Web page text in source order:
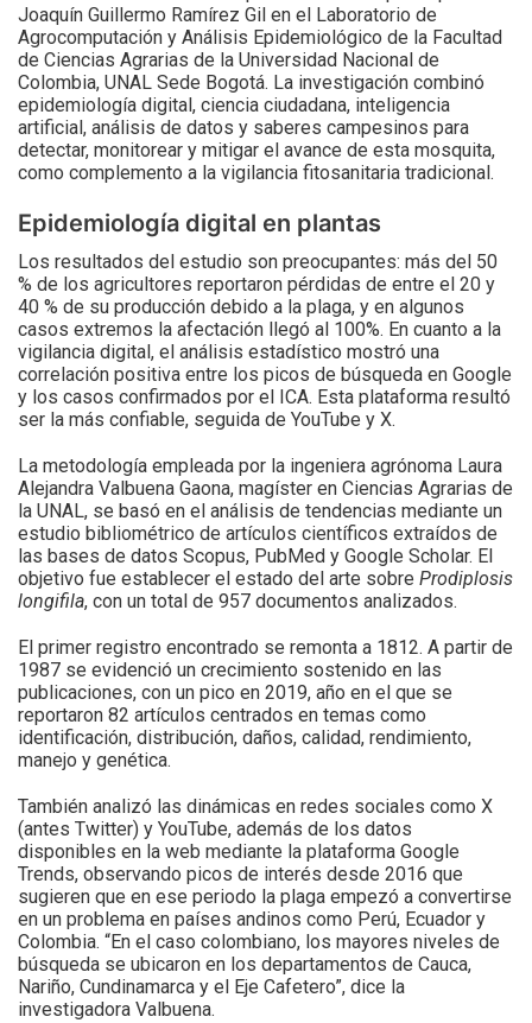
Joaquín Guillermo Ramírez Gil en el Laboratorio de
Agrocomputación y Análisis Epidemiológico de la Facultad
de Ciencias Agrarias de la Universidad Nacional de
Colombia, UNAL Sede Bogotá. La investigación combinó
epidemiología digital, ciencia ciudadana, inteligencia
artificial, análisis de datos y saberes campesinos para
detectar, monitorear y mitigar el avance de esta mosquita,
como complemento a la vigilancia fitosanitaria tradicional.
Epidemiología digital en plantas
Los resultados del estudio son preocupantes: más del 50
% de los agricultores reportaron pérdidas de entre el 20 y
40 % de su producción debido a la plaga, y en algunos
casos extremos la afectación llegó al 100%. En cuanto a la
vigilancia digital, el análisis estadístico mostró una
correlación positiva entre los picos de búsqueda en Google
y los casos confirmados por el ICA. Esta plataforma resultó
ser la más confiable, seguida de YouTube y X.
La metodología empleada por la ingeniera agrónoma Laura
Alejandra Valbuena Gaona, magíster en Ciencias Agrarias de
la UNAL, se basó en el análisis de tendencias mediante un
estudio bibliométrico de artículos científicos extraídos de
las bases de datos Scopus, PubMed y Google Scholar. El
objetivo fue establecer el estado del arte sobre Prodiplosis
longifila, con un total de 957 documentos analizados.
El primer registro encontrado se remonta a 1812. A partir de
1987 se evidenció un crecimiento sostenido en las
publicaciones, con un pico en 2019, año en el que se
reportaron 82 artículos centrados en temas como
identificación, distribución, daños, calidad, rendimiento,
manejo y genética.
También analizó las dinámicas en redes sociales como X
(antes Twitter) y YouTube, además de los datos
disponibles en la web mediante la plataforma Google
Trends, observando picos de interés desde 2016 que
sugieren que en ese periodo la plaga empezó a convertirse
en un problema en países andinos como Perú, Ecuador y
Colombia. “En el caso colombiano, los mayores niveles de
búsqueda se ubicaron en los departamentos de Cauca,
Nariño, Cundinamarca y el Eje Cafetero”, dice la
investigadora Valbuena.